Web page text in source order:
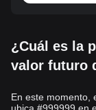
¿Cuál es la
valor futuro
En este momento,